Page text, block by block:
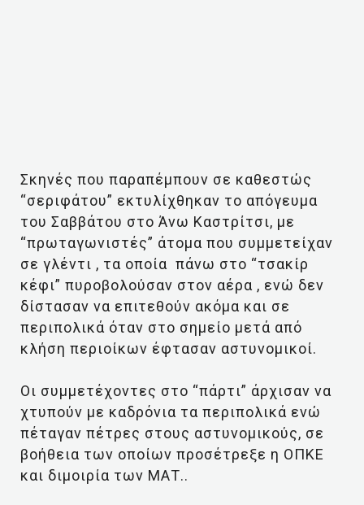
Σκηνές που παραπέμπουν σε καθεστώς
“σεριφάτου” εκτυλίχθηκαν το απόγευμα
του Σαββάτου στο Άνω Καστρίτσι, με
“πρωταγωνιστές” άτομα που συμμετείχαν
σε γλέντι , τα οποία πάνω στο “τσακίρ
κέφι” πυροβολούσαν στον αέρα , ενώ δεν
δίστασαν να επιτεθούν ακόμα και σε
περιπολικά όταν στο σημείο μετά από
κλήση περιοίκων έφτασαν αστυνομικοί.
Οι συμμετέχοντες στο “πάρτι” άρχισαν να
χτυπούν με καδρόνια τα περιπολικά ενώ
πέταγαν πέτρες στους αστυνομικούς, σε
βοήθεια των οποίων προσέτρεξε η ΟΠΚΕ
και διμοιρία των ΜΑΤ..